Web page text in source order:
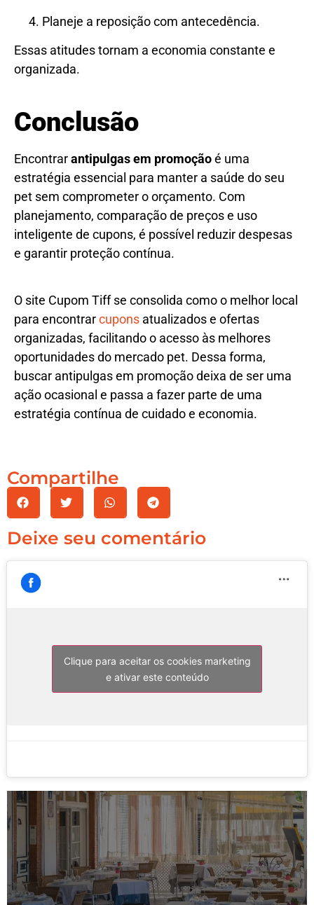
Planeje a reposição com antecedência.
Essas atitudes tornam a economia constante e
organizada.
Conclusão
Encontrarantipulgas em promoçãoé uma
estratégia essencial para manter a saúde do seu
pet sem comprometer o orçamento. Com
planejamento, comparação de preços e uso
inteligente de cupons, é possível reduzir despesas
e garantir proteção contínua.
O site Cupom Tiff se consolida como o melhor local
para encontrarcupons atualizados e ofertas
organizadas, facilitando o acesso às melhores
oportunidades do mercado pet. Dessa forma,
buscar antipulgas em promoção deixa de ser uma
ação ocasional e passa a fazer parte de uma
estratégia contínua de cuidado e economia.
Compartilhe
Deixe seu comentário
Clique para aceitar os cookies marketing
e ativar este conteúdo